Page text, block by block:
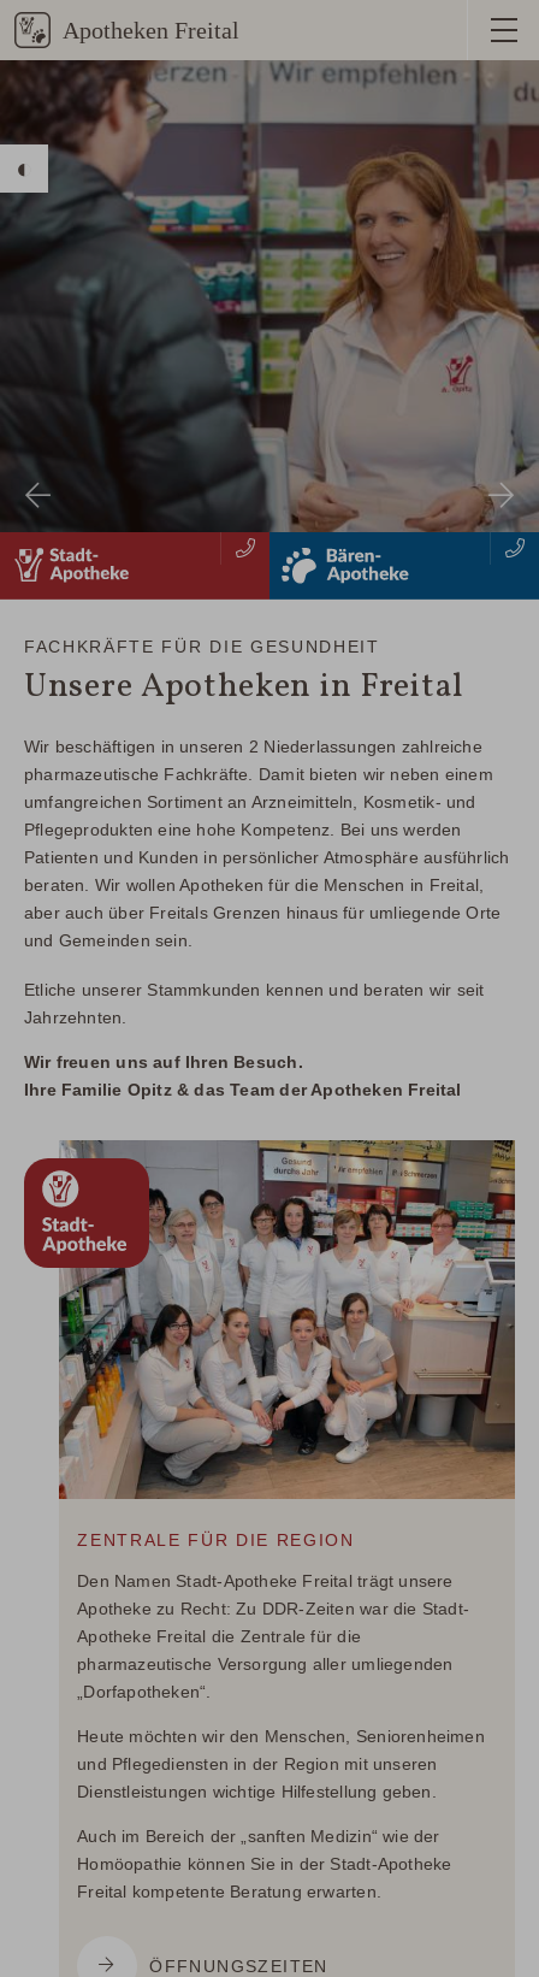
Stärkeren Kontrast aktivieren
stadtapotheke
Zusammenfassung
Apotheke für alle Generationen
Besondere Kompetenz bei Kind & Schwangerschaft
Weiterer Vorteile bzw. Alleinstellungsmerkmal
(03 51) 64197 0
WEITER
baerenapotheke
Zusammenfassung
Apotheke für alle Generationen
Besondere Kompetenz bei Kind & Schwangerschaft
Weiterer Vorteile bzw. Alleinstellungsmerkmal
(03 51) 64947 53
FACHKRÄFTE FÜR DIE GESUNDHEIT
Unsere Apotheken in Freital
Wir beschäftigen in unseren 2 Niederlassungen zahlreiche
pharmazeutische Fachkräfte. Damit bieten wir neben einem
umfangreichen Sortiment an Arzneimitteln, Kosmetik- und
Pflegeprodukten eine hohe Kompetenz. Bei uns werden
Patienten und Kunden in persönlicher Atmosphäre ausführlich
beraten. Wir wollen Apotheken für die Menschen in Freital,
aber auch über Freitals Grenzen hinaus für umliegende Orte
und Gemeinden sein.
Etliche unserer Stammkunden kennen und beraten wir seit
Jahrzehnten.
Wir freuen uns auf Ihren Besuch.
Ihre Familie Opitz & das Team der Apotheken Freital
ZENTRALE FÜR DIE REGION
Den Namen Stadt-Apotheke Freital trägt unsere
Apotheke zu Recht: Zu DDR-Zeiten war die Stadt-
Apotheke Freital die Zentrale für die
pharmazeutische Versorgung aller umliegenden
„Dorfapotheken“.
Heute möchten wir den Menschen, Seniorenheimen
und Pflegediensten in der Region mit unseren
Dienstleistungen wichtige Hilfestellung geben.
Auch im Bereich der „sanften Medizin“ wie der
Homöopathie können Sie in der Stadt-Apotheke
Freital kompetente Beratung erwarten.
ÖFFNUNGSZEITEN